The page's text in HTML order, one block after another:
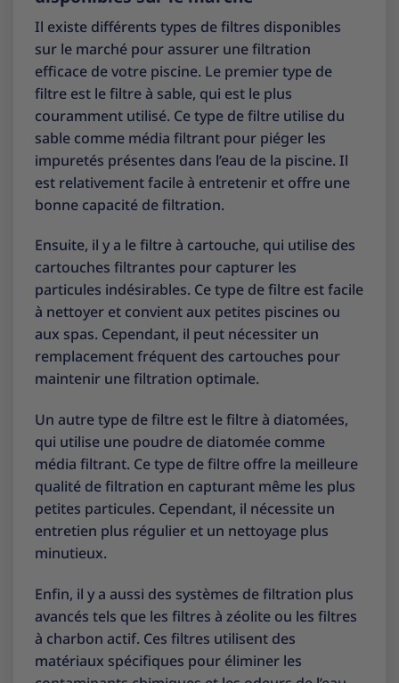
Il existe différents types de filtres disponibles
sur le marché pour assurer une filtration
efficace de votre piscine. Le premier type de
filtre est le filtre à sable, qui est le plus
couramment utilisé. Ce type de filtre utilise du
sable comme média filtrant pour piéger les
impuretés présentes dans l’eau de la piscine. Il
est relativement facile à entretenir et offre une
bonne capacité de filtration.
Ensuite, il y a le filtre à cartouche, qui utilise des
cartouches filtrantes pour capturer les
particules indésirables. Ce type de filtre est facile
à nettoyer et convient aux petites piscines ou
aux spas. Cependant, il peut nécessiter un
remplacement fréquent des cartouches pour
maintenir une filtration optimale.
Un autre type de filtre est le filtre à diatomées,
qui utilise une poudre de diatomée comme
média filtrant. Ce type de filtre offre la meilleure
qualité de filtration en capturant même les plus
petites particules. Cependant, il nécessite un
entretien plus régulier et un nettoyage plus
minutieux.
Enfin, il y a aussi des systèmes de filtration plus
avancés tels que les filtres à zéolite ou les filtres
à charbon actif. Ces filtres utilisent des
matériaux spécifiques pour éliminer les